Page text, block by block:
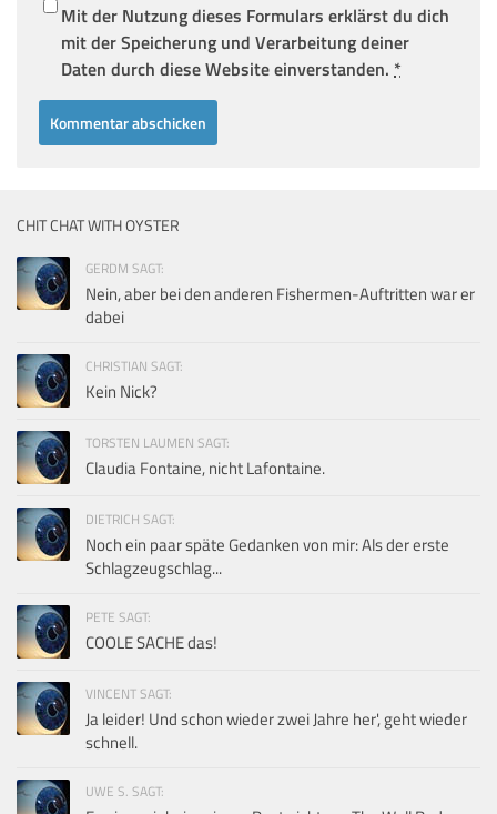
Mit der Nutzung dieses Formulars erklärst du dich
mit der Speicherung und Verarbeitung deiner
Daten durch diese Website einverstanden. *
CHIT CHAT WITH OYSTER
GERDM SAGT:
Nein, aber bei den anderen Fishermen-Auftritten war er
dabei
CHRISTIAN SAGT:
Kein Nick?
TORSTEN LAUMEN SAGT:
Claudia Fontaine, nicht Lafontaine.
DIETRICH SAGT:
Noch ein paar späte Gedanken von mir: Als der erste
Schlagzeugschlag...
PETE SAGT:
COOLE SACHE das!
VINCENT SAGT:
Ja leider! Und schon wieder zwei Jahre her', geht wieder
schnell.
UWE S. SAGT: